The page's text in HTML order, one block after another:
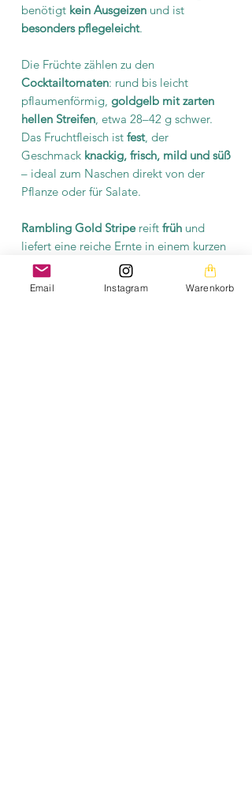
benötigt kein Ausgeizen und ist
besonders pflegeleicht.
Die Früchte zählen zu den
Cocktailtomaten: rund bis leicht
pflaumenförmig, goldgelb mit zarten
hellen Streifen , etwa 28–42 g schwer.
Das Fruchtfleisch ist fest, der
Geschmack knackig, frisch, mild und süß
– ideal zum Naschen direkt von der
Pflanze oder für Salate.
Rambling Gold Stripereift früh und
liefert eine reiche Ernte in einem kurzen
Zeitraum, typisch für determinate Typen.
Email Instagram Warenkorb